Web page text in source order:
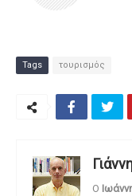
Tags τουρισμός
O